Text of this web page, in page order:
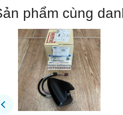
phẩm cùng